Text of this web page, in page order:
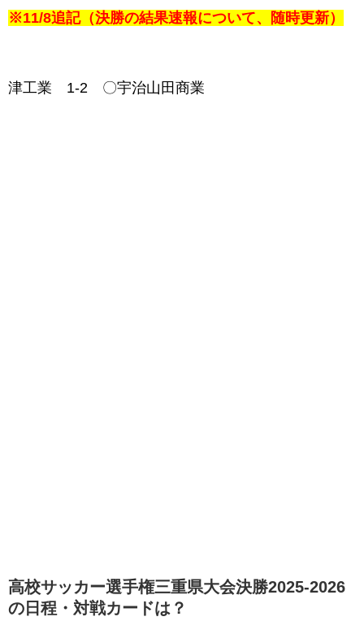
※11/8追記（決勝の結果速報について、随時更新）
津工業 1-2 〇宇治山田商業
高校サッカー選手権三重県大会決勝2025-2026
の日程・対戦カードは？